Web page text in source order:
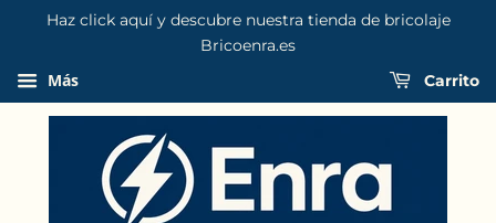
Haz click aquí y descubre nuestra tienda de bricolaje
Bricoenra.es
Más Carrito